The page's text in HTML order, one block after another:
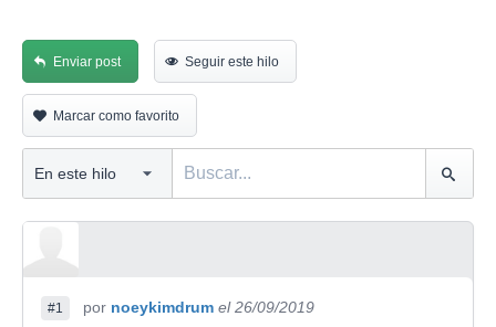
Enviar post Seguir este hilo
Marcar como favorito
#1 por noeykimdrum el 26/09/2019